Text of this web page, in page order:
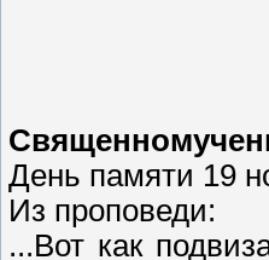
День памяти 19
Из проповеди:
...Вот как